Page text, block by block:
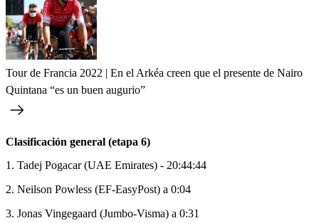
Tour de Francia 2022 | En el Arkéa creen que el presente de Nairo
Quintana “es un buen augurio”
Clasificación general (etapa 6)
1. Tadej Pogacar (UAE Emirates) - 20:44:44
2. Neilson Powless (EF-EasyPost) a 0:04
3. Jonas Vingegaard (Jumbo-Visma) a 0:31